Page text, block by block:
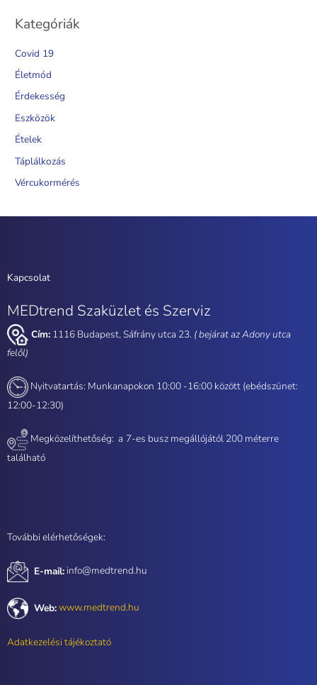
Kategóriák
Covid 19
Életmód
Érdekesség
Eszközök
Ételek
Táplálkozás
Vércukormérés
Kapcsolat
MEDtrend Szaküzlet és Szerviz
Cím: 1116 Budapest, Sáfrány utca 23. ( bejárat az Adony utca
felől)
Nyitvatartás: Munkanapokon 10:00 -16:00 között (ebédszünet:
12:00-12:30)
Megközelíthetőség: a 7-es busz megállójától 200 méterre
található
További elérhetőségek:
E-mail: info@medtrend.hu
Web:www.medtrend.hu
Adatkezelési tájékoztató